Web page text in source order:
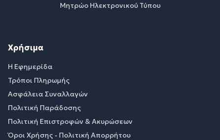
Μητρώο Ηλεκτρονικού Τύπου
Χρήσιμα
Η Εφημερίδα
Τρόποι Πληρωμής
Ασφάλεια Συναλλαγών
Πολιτική Παράδοσης
Πολιτική Επιστροφών & Ακυρώσεων
Όροι Χρήσης - Πολιτική Απορρήτου